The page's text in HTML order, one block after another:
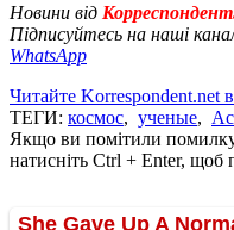
Новини від
Підписуйтесь на наші
WhatsApp
Читайте Korrespondent.net
ТЕГИ: космос, ученые,
Якщо ви помітили помилку,
натисніть Ctrl + Enter, щоб